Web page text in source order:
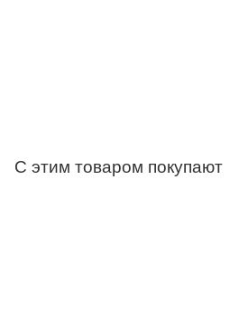
С этим товаром покупают